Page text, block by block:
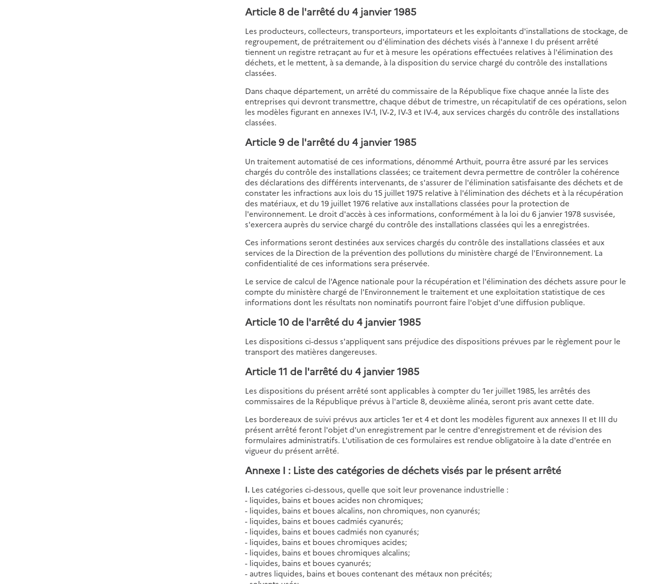
Article 8 de l'arrêté du 4 janvier 1985
Les producteurs, collecteurs, transporteurs, importateurs et les exploitants d'installations de stockage, de
regroupement, de prétraitement ou d'élimination des déchets visés à l'annexe I du présent arrêté
tiennent un registre retraçant au fur et à mesure les opérations effectuées relatives à l'élimination des
déchets, et le mettent, à sa demande, à la disposition du service chargé du contrôle des installations
classées.
Dans chaque département, un arrêté du commissaire de la République fixe chaque année la liste des
entreprises qui devront transmettre, chaque début de trimestre, un récapitulatif de ces opérations, selon
les modèles figurant en annexes IV-1, IV-2, IV-3 et IV-4, aux services chargés du contrôle des installations
classées.
Article 9 de l'arrêté du 4 janvier 1985
Un traitement automatisé de ces informations, dénommé Arthuit, pourra être assuré par les services
chargés du contrôle des installations classées; ce traitement devra permettre de contrôler la cohérence
des déclarations des différents intervenants, de s'assurer de l'élimination satisfaisante des déchets et de
constater les infractions aux lois du 15 juillet 1975 relative à l'élimination des déchets et à la récupération
des matériaux, et du 19 juillet 1976 relative aux installations classées pour la protection de
l'environnement. Le droit d'accès à ces informations, conformément à la loi du 6 janvier 1978 susvisée,
s'exercera auprès du service chargé du contrôle des installations classées qui les a enregistrées.
Ces informations seront destinées aux services chargés du contrôle des installations classées et aux
services de la Direction de la prévention des pollutions du ministère chargé de l'Environnement. La
confidentialité de ces informations sera préservée.
Le service de calcul de l'Agence nationale pour la récupération et l'élimination des déchets assure pour le
compte du ministère chargé de l'Environnement le traitement et une exploitation statistique de ces
informations dont les résultats non nominatifs pourront faire l'objet d'une diffusion publique.
Article 10 de l'arrêté du 4 janvier 1985
Les dispositions ci-dessus s'appliquent sans préjudice des dispositions prévues par le règlement pour le
transport des matières dangereuses.
Article 11 de l'arrêté du 4 janvier 1985
Les dispositions du présent arrêté sont applicables à compter du 1er juillet 1985, les arrêtés des
commissaires de la République prévus à l'article 8, deuxième alinéa, seront pris avant cette date.
Les bordereaux de suivi prévus aux articles 1er et 4 et dont les modèles figurent aux annexes II et III du
présent arrêté feront l'objet d'un enregistrement par le centre d'enregistrement et de révision des
formulaires administratifs. L'utilisation de ces formulaires est rendue obligatoire à la date d'entrée en
vigueur du présent arrêté.
Annexe I : Liste des catégories de déchets visés par le présent arrêté
I. Les catégories ci-dessous, quelle que soit leur provenance industrielle :
- liquides, bains et boues acides non chromiques;
- liquides, bains et boues alcalins, non chromiques, non cyanurés;
- liquides, bains et boues cadmiés cyanurés;
- liquides, bains et boues cadmiés non cyanurés;
- liquides, bains et boues chromiques acides;
- liquides, bains et boues chromiques alcalins;
- liquides, bains et boues cyanurés;
- autres liquides, bains et boues contenant des métaux non précités;